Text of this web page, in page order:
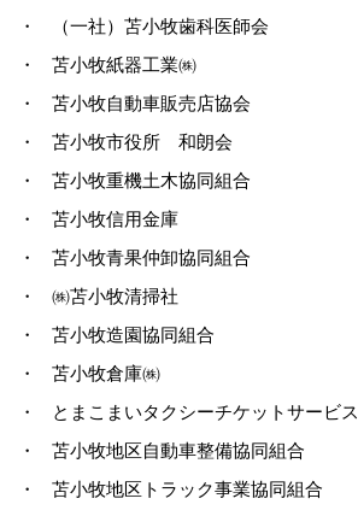
・
（一社）苫小牧歯科医師会
・
苫小牧紙器工業㈱
・
苫小牧自動車販売店協会
・
苫小牧市役所 和朗会
・
苫小牧重機土木協同組合
・
苫小牧信用金庫
・
苫小牧青果仲卸協同組合
・
㈱苫小牧清掃社
・
苫小牧造園協同組合
・
苫小牧倉庫㈱
・
とまこまいタクシーチケットサービス
・
苫小牧地区自動車整備協同組合
・
苫小牧地区トラック事業協同組合